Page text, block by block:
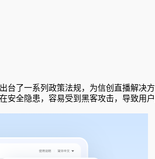
了一系列政策法规，为信创直播解决方
全隐患，容易受到黑客攻击，导致用